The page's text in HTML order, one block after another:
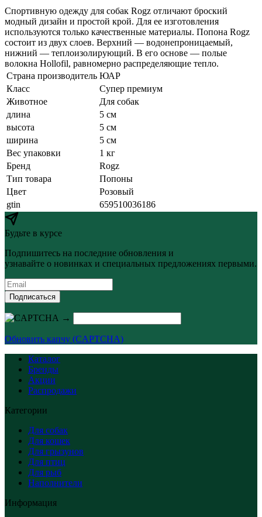
Спортивную одежду для собак Rogz отличают броский
модный дизайн и простой крой. Для ее изготовления
используются только качественные материалы. Попона Rogz
состоит из двух слоев. Верхний — водонепроницаемый,
нижний — теплоизолирующий. В его основе — полые
волокна Hollofil, равномерно распределяющие тепло.
Страна производитель ЮАР
Класс
Супер премиум
Животное
Для собак
длина
5 см
высота
5 см
ширина
5 см
Вес упаковки
1 кг
Бренд
Rogz
Тип товара
Попоны
Цвет
Розовый
gtin
659510036186
Будьте в курсе
Подпишитесь на последние обновления и
узнавайте о новинках и специальных предложениях первыми.
Подписаться
→
Обновить капчу (CAPTCHA)
Каталог
Бренды
Акции
Распродажи
Категории
Для собак
Для кошек
Для грызунов
Для птиц
Для рыб
Наполнители
Информация